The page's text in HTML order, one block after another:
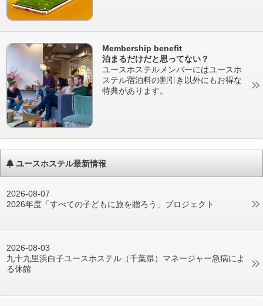
Membership benefit
泊まるだけだと思ってない？
ユースホステルメンバーにはユースホ
ステル宿泊料の割引き以外にもお得な
特典があります。
ユースホステル最新情報
2026-08-07
2026年度「すべての子どもに旅を贈ろう」プロジェクト
2026-08-03
九十九里浜白子ユースホステル（千葉県）マネージャー急病によ
る休館